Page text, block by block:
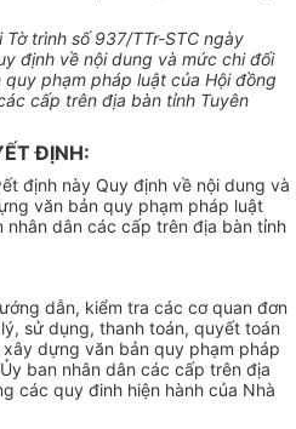
trình số 937/TTr-STC ngày
định về nội dung và mức chi đối
phạm pháp luật của Hội đồng
cấp trên địa bàn tỉnh Tuyên
ĐỊNH:
định này Quy định về nội dung và
văn bản quy phạm pháp luật
nhân dân các cấp trên địa bàn tỉnh
dẫn, kiểm tra các cơ quan đơn
sử dụng, thanh toán, quyết toán
dựng văn bản quy phạm pháp
ban nhân dân các cấp trên địa
các quy đinh hiện hành của Nhà